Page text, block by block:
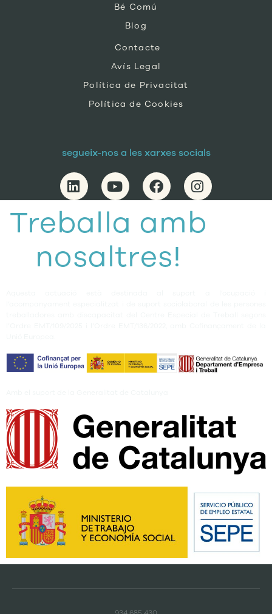
Bé Comú
Blog
Contacte
Avís Legal
Política de Privacitat
Política de Cookies
segueix-nos a les xarxes socials
Treballa amb
nosaltres!